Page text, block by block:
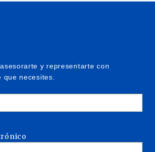
y representarte con
necesites.